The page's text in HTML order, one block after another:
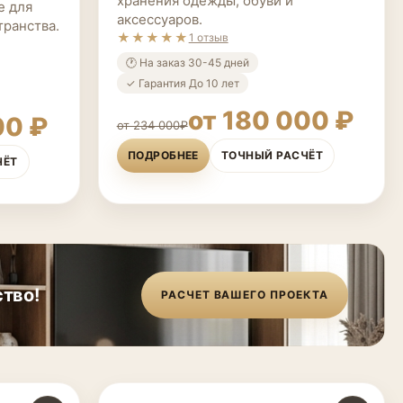
для
₽
аксессуаров.
★★★★★ 1 отзыв
🕐 На заказ 30-45 дней
✓ Гарантия До 10 лет
от 234 000₽от 180 000 ₽
ПОДРОБНЕЕ ТОЧНЫЙ РАСЧЁТ
РАСЧЕТ ВАШЕГО ПРОЕКТА